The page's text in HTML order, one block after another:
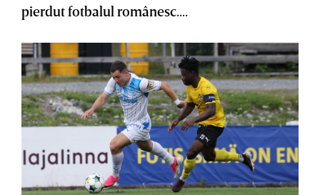
pierdut fotbalul românesc....